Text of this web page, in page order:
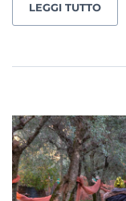
LEGGI TUTTO